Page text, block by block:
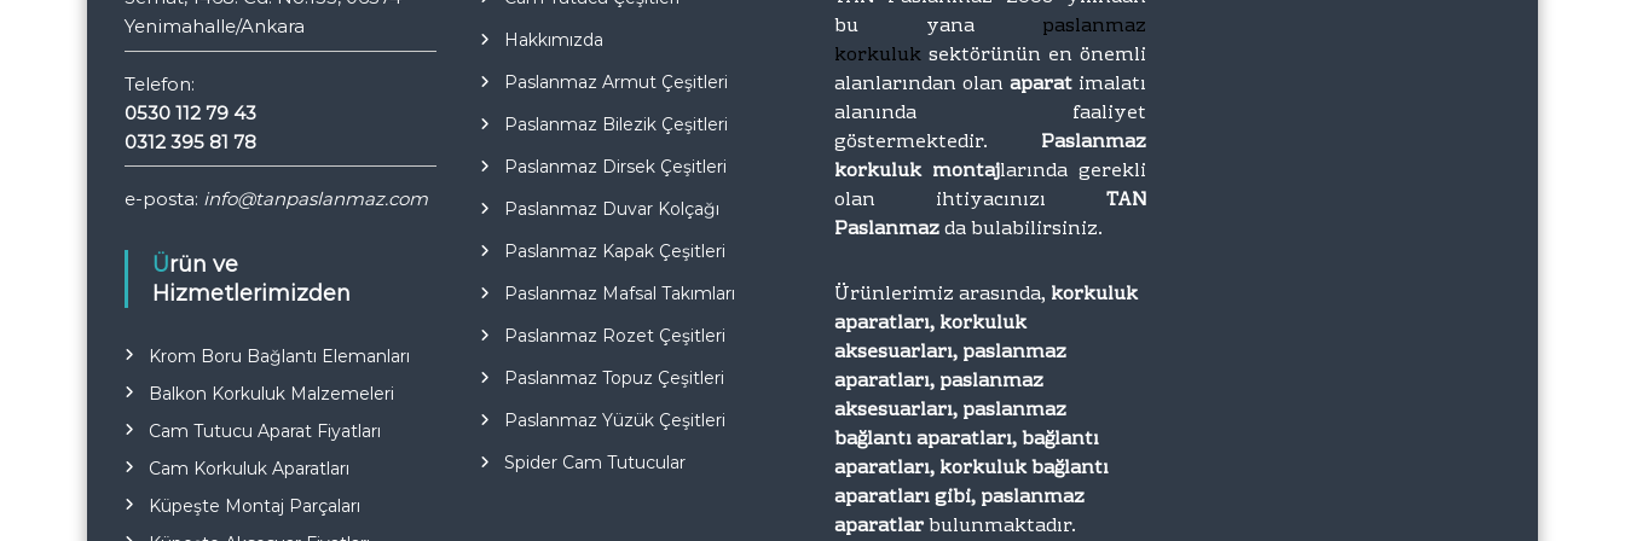
Yenimahalle/Ankara
Telefon:
0530 112 79 43
0312 395 81 78
e-posta: info@tanpaslanmaz.com
Ürün ve
Hizmetlerimizden
Krom Boru Bağlantı Elemanları
Balkon Korkuluk Malzemeleri
Cam Tutucu Aparat Fiyatları
Cam Korkuluk Aparatları
Küpeşte Montaj Parçaları
Hakkımızda
Paslanmaz Armut Çeşitleri
Paslanmaz Bilezik Çeşitleri
Paslanmaz Dirsek Çeşitleri
Paslanmaz Duvar Kolçağı
Paslanmaz Kapak Çeşitleri
Paslanmaz Mafsal Takımları
Paslanmaz Rozet Çeşitleri
Paslanmaz Topuz Çeşitleri
Paslanmaz Yüzük Çeşitleri
Spider Cam Tutucular
bu yana paslanmaz
korkuluk sektörünün en önemli
alanlarından olanaparat imalatı
alanında faaliyet
göstermektedir. Paslanmaz
korkuluk montajlarında gerekli
olan ihtiyacınızıTAN
Paslanmazda bulabilirsiniz.
Ürünlerimiz arasında, korkuluk
aparatları, korkuluk
aksesuarları, paslanmaz
aparatları, paslanmaz
aksesuarları, paslanmaz
bağlantı aparatları, bağlantı
aparatları, korkuluk bağlantı
aparatları gibi, paslanmaz
aparatlarbulunmaktadır.